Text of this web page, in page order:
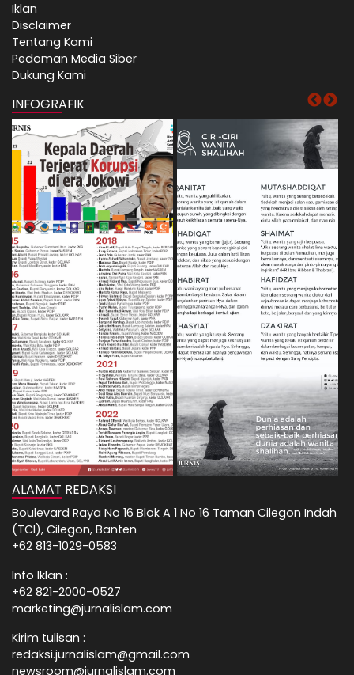
Iklan
Disclaimer
Tentang Kami
Pedoman Media Siber
Dukung Kami
INFOGRAFIK
ALAMAT REDAKSI
Boulevard Raya No 16 Blok A 1 No 16 Taman Cilegon Indah
(TCI), Cilegon, Banten
+62 813-1029-0583
Info Iklan :
+62 821-2000-0527
marketing@jurnalislam.com
Kirim tulisan :
redaksi.jurnalislam@gmail.com
newsroom@jurnalislam.com